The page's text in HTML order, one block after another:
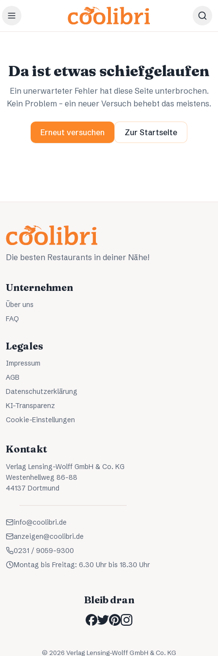
Zum Hauptinhalt springen
Da ist etwas schiefgelaufen
Ein unerwarteter Fehler hat diese Seite unterbrochen.
Kein Problem – ein neuer Versuch behebt das meistens.
Erneut versuchen Zur Startseite
Die besten Restaurants in deiner Nähe!
Unternehmen
Über uns
FAQ
Legales
Impressum
AGB
Datenschutzerklärung
KI-Transparenz
Cookie-Einstellungen
Kontakt
Verlag Lensing-Wolff GmbH & Co. KG
Westenhellweg 86-88
44137 Dortmund
info@coolibri.de
anzeigen@coolibri.de
0231 / 9059-9300
Montag bis Freitag: 6.30 Uhr bis 18.30 Uhr
Bleib dran
© 2026 Verlag Lensing-Wolff GmbH & Co. KG